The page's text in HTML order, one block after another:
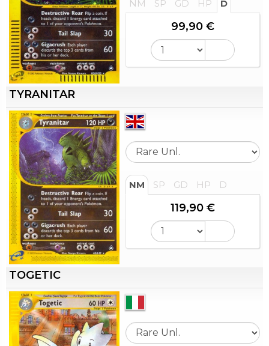
NM SP GD HP D
99,90 €
TYRANITAR
NM SP GD HP D
119,90 €
TOGETIC